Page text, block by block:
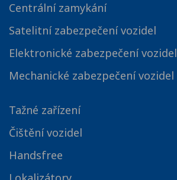
Centrální zamykání
Satelitní zabezpečení vozidel
Elektronické zabezpečení vozidel
Mechanické zabezpečení vozidel
Tažné zařízení
Čištění vozidel
Handsfree